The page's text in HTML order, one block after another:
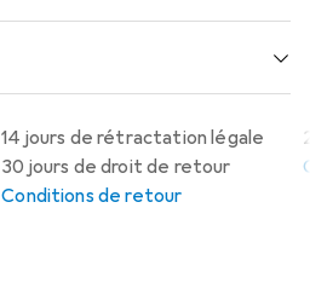
14 jours de rétractation légale
30 jours de droit de retour
Conditions de retour